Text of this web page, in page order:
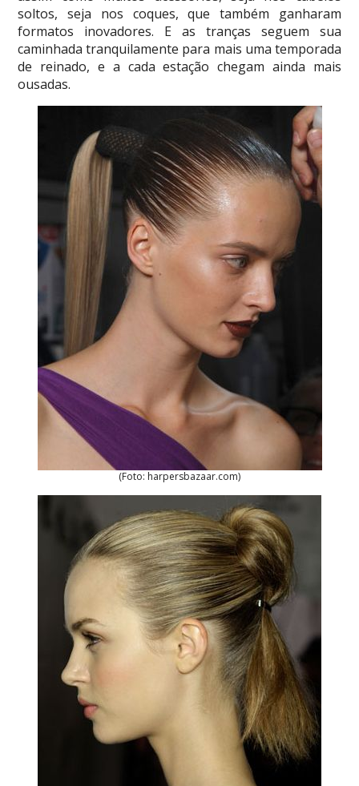
soltos, seja nos coques, que também ganharam
formatos inovadores. E as tranças seguem sua
caminhada tranquilamente para mais uma temporada
de reinado, e a cada estação chegam ainda mais
ousadas.
(Foto: harpersbazaar.com)